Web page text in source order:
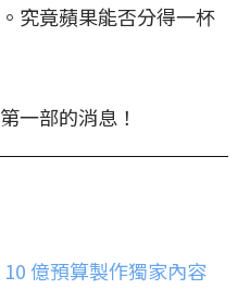
究竟蘋果能否分得一杯
一部的消息！
億預算製作獨家內容